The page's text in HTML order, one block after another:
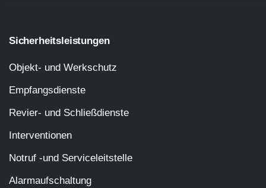
Sicherheitsleistungen
Objekt- und Werkschutz
Empfangsdienste
Revier- und Schließdienste
Interventionen
Notruf -und Serviceleitstelle
Alarmaufschaltung